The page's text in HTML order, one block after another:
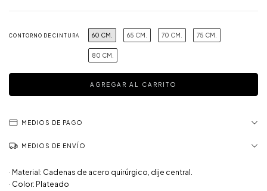
CONTORNO DE CINTURA 60 CM. 65 CM. 70 CM. 75 CM.
80 CM.
MEDIOS DE PAGO
MEDIOS DE ENVÍO
· Material: Cadenas de acero quirúrgico, dije central.
· Color: Plateado